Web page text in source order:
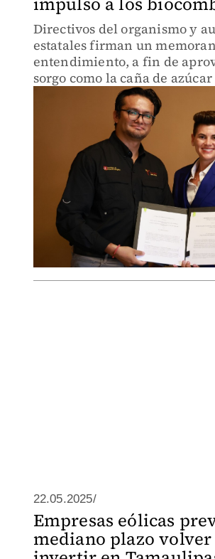
Directivos del organismo y
estatales firman un
entendimiento, a fin de
sorgo como la caña de
22.05.2025/
Empresas eólicas
mediano plazo volver